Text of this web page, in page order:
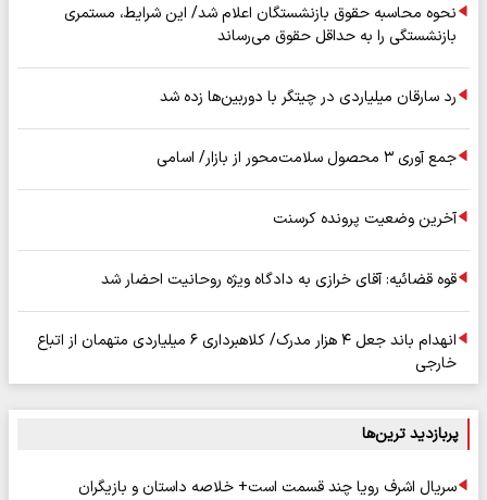
نحوه محاسبه حقوق بازنشستگان اعلام شد/ این شرایط، مستمری
بازنشستگی را به حداقل حقوق می‌رساند
رد سارقان میلیاردی در چیتگر با دوربین‌ها زده شد
جمع آوری ۳ محصول سلامت‌محور از بازار/ اسامی
آخرین وضعیت پرونده کرسنت
قوه قضائیه: آقای خرازی به دادگاه ویژه روحانیت احضار شد
انهدام باند جعل ۴ هزار مدرک/ کلاهبرداری ۶ میلیاردی متهمان از اتباع
خارجی
پربازدید ترین‌ها
سریال اشرف رویا چند قسمت است+ خلاصه داستان و بازیگران